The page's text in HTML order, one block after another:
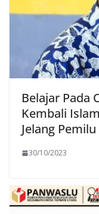
Belajar Pada
Kembali
Jelang Pemilu
30/10/2023